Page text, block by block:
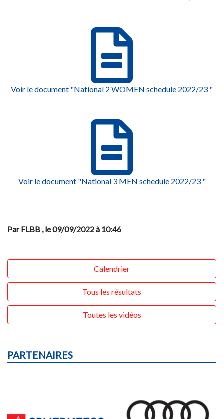
Voir le document "National 2 WOMEN schedule 2022/23 "
Voir le document "National 3 MEN schedule 2022/23 "
Par FLBB , le 09/09/2022 à 10:46
Calendrier
Tous les résultats
Toutes les vidéos
PARTENAIRES